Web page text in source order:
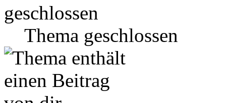
Thema geschlossen